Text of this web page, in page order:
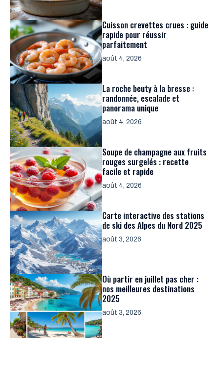
Cuisson crevettes crues : guide
rapide pour réussir
parfaitement
août 4, 2026
La roche beuty à la bresse :
randonnée, escalade et
panorama unique
août 4, 2026
Soupe de champagne aux fruits
rouges surgelés : recette
facile et rapide
août 4, 2026
Carte interactive des stations
de ski des Alpes du Nord 2025
août 3, 2026
Où partir en juillet pas cher :
nos meilleures destinations
2025
août 3, 2026